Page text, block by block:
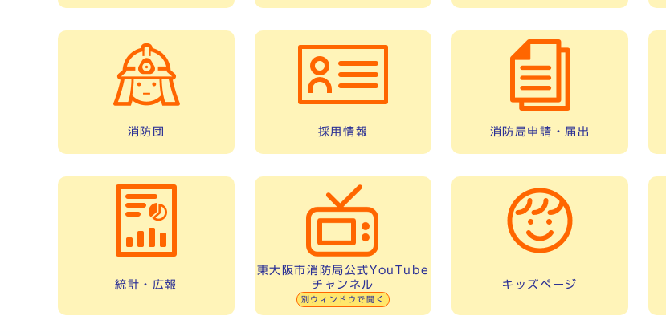
消防団 採用情報 消防局申請・届出
統計・広報
東大阪市消防局公式YouTube
チャンネル
別ウィンドウで開く
キッズページ